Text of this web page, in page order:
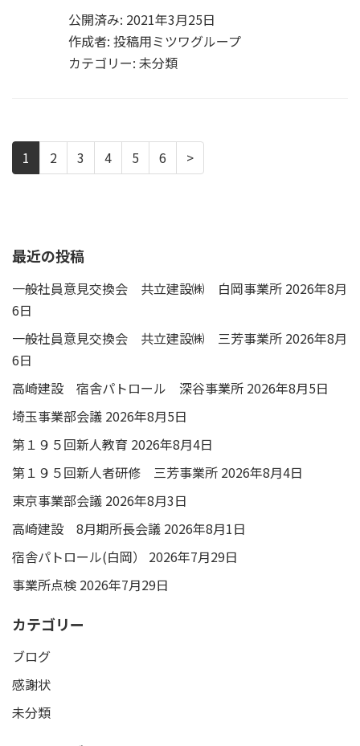
公開済み: 2021年3月25日
作成者: 投稿用ミツワグループ
カテゴリー: 未分類
1 2 3 4 5 6 >
最近の投稿
一般社員意見交換会 共立建設㈱ 白岡事業所 2026年8月
6日
一般社員意見交換会 共立建設㈱ 三芳事業所 2026年8月
6日
高崎建設 宿舎パトロール 深谷事業所 2026年8月5日
埼玉事業部会議 2026年8月5日
第１９５回新人教育 2026年8月4日
第１９５回新人者研修 三芳事業所 2026年8月4日
東京事業部会議 2026年8月3日
高崎建設 8月期所長会議 2026年8月1日
宿舎パトロール(白岡）
2026年7月29日
事業所点検 2026年7月29日
カテゴリー
ブログ
感謝状
未分類